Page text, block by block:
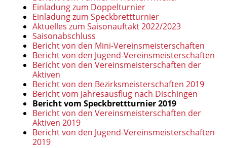
Einladung zum Doppelturnier
Einladung zum Speckbrettturnier
Aktuelles zum Saisonauftakt 2022/2023
Saisonabschluss
Bericht von den Mini-Vereinsmeisterschaften
Bericht von den Jugend-Vereinsmeisterschaften
Bericht von den Vereinsmeisterschaften der
Aktiven
Bericht von den Bezirksmeisterschaften 2019
Bericht vom Jahresausflug nach Dischingen
Bericht vom Speckbrettturnier 2019
Bericht von den Vereinsmeisterschaften der
Aktiven 2019
Bericht von den Jugend-Vereinsmeisterschaften
2019